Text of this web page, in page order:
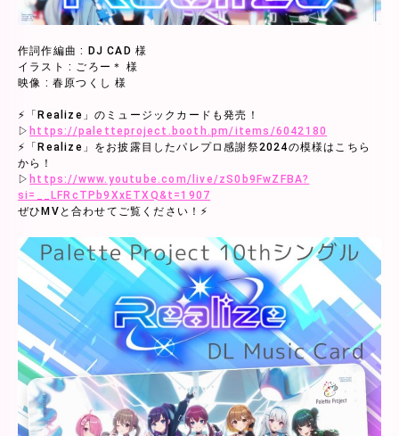
作詞作編曲 : DJ CAD 様
イラスト : ごろー＊ 様
映像 : 春原つくし 様
⚡「Realize」のミュージックカードも発売！
▷ https://paletteproject.booth.pm/items/6042180
⚡「Realize」をお披露目したパレプロ感謝祭2024の模様はこちら
から！
▷ https://www.youtube.com/live/zS0b9FwZFBA?
si=__LFRcTPb9XxETXQ&t=1907
ぜひMVと合わせてご覧ください！⚡